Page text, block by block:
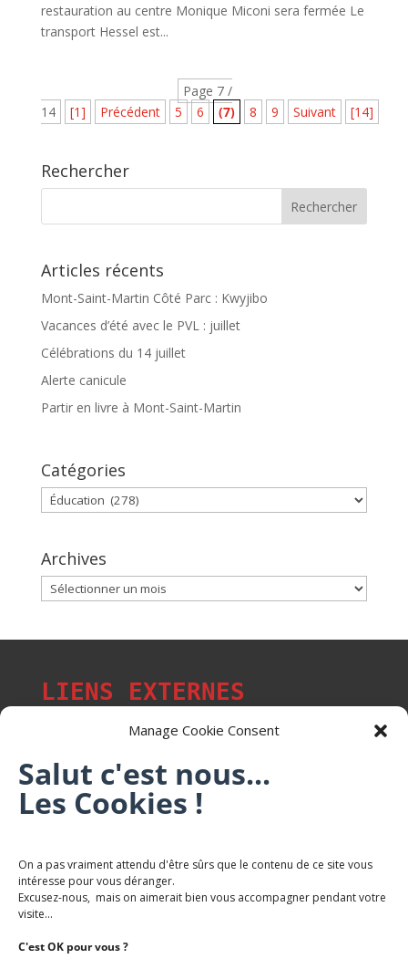
Manage Cookie Consent
Salut c'est nous...
Les Cookies !
On a pas vraiment attendu d'être sûrs que le contenu de ce site vous
intéresse pour vous déranger.
Excusez-nous, mais on aimerait bien vous accompagner pendant votre
visite...
C'est OK pour vous ?
restauration au centre Monique Miconi sera fermée Le
transport Hessel est...
Page 7 /
14
[1] Précédent 5 6 (7) 8 9 Suivant [14]
Rechercher
Articles récents
Mont-Saint-Martin Côté Parc : Kwyjibo
Vacances d’été avec le PVL : juillet
Célébrations du 14 juillet
Alerte canicule
Partir en livre à Mont-Saint-Martin
Catégories
Catégories
Archives
Archives
LIENS EXTERNES
Les p'tits citoyens de Mont-Saint-Martin
Trail Saintmartinois Daniel FEITE
Karaté Mont Saint Martin